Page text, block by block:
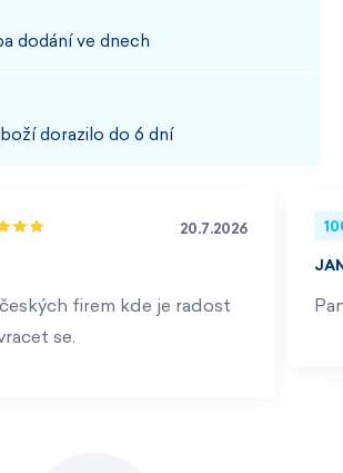
dodání ve dnech
dorazilo do 6 dní
20.7.2026
firem kde je radost
se.